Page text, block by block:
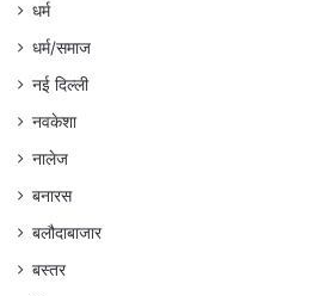
धर्म
धर्म/समाज
नई दिल्ली
नवकेशा
नालेज
बनारस
बलौदाबाजार
बस्तर